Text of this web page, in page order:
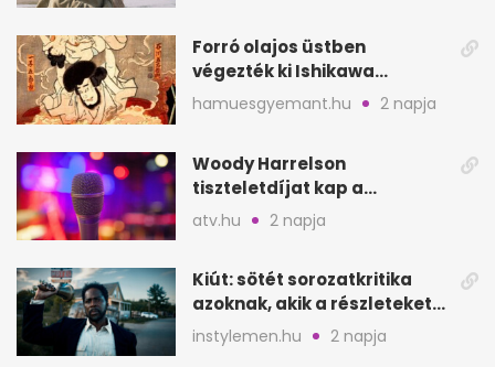
Forró olajos üstben
végezték ki Ishikawa
Goemont, Japán Robin
Hoodját
hamuesgyemant.hu 2 napja
Woody Harrelson
tiszteletdíjat kap a
Szarajevói Filmfesztiválon
atv.hu 2 napja
Kiút: sötét sorozatkritika
azoknak, akik a részleteket
keresik
instylemen.hu 2 napja